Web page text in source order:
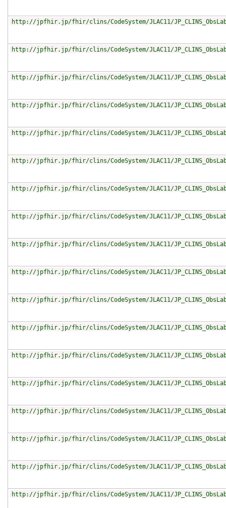
http://jpfhir.jp/fhir/clins/CodeSystem/JLAC11/
http://jpfhir.jp/fhir/clins/CodeSystem/JLAC11/
http://jpfhir.jp/fhir/clins/CodeSystem/JLAC11/
http://jpfhir.jp/fhir/clins/CodeSystem/JLAC11/
http://jpfhir.jp/fhir/clins/CodeSystem/JLAC11/
http://jpfhir.jp/fhir/clins/CodeSystem/JLAC11/
http://jpfhir.jp/fhir/clins/CodeSystem/JLAC11/
http://jpfhir.jp/fhir/clins/CodeSystem/JLAC11/
http://jpfhir.jp/fhir/clins/CodeSystem/JLAC11/
http://jpfhir.jp/fhir/clins/CodeSystem/JLAC11/
http://jpfhir.jp/fhir/clins/CodeSystem/JLAC11/
http://jpfhir.jp/fhir/clins/CodeSystem/JLAC11/
http://jpfhir.jp/fhir/clins/CodeSystem/JLAC11/
http://jpfhir.jp/fhir/clins/CodeSystem/JLAC11/
http://jpfhir.jp/fhir/clins/CodeSystem/JLAC11/
http://jpfhir.jp/fhir/clins/CodeSystem/JLAC11/
http://jpfhir.jp/fhir/clins/CodeSystem/JLAC11/
http://jpfhir.jp/fhir/clins/CodeSystem/JLAC11/